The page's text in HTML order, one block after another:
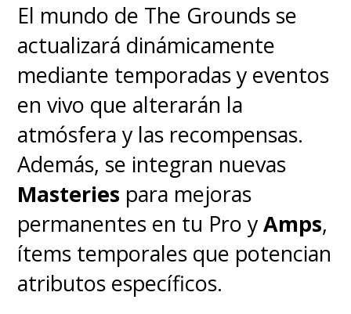
El mundo de The Grounds se
actualizará dinámicamente
mediante temporadas y eventos
en vivo que alterarán la
atmósfera y las recompensas.
Además, se integran nuevas
Masteries para mejoras
permanentes en tu Pro yAmps,
ítems temporales que potencian
atributos específicos.